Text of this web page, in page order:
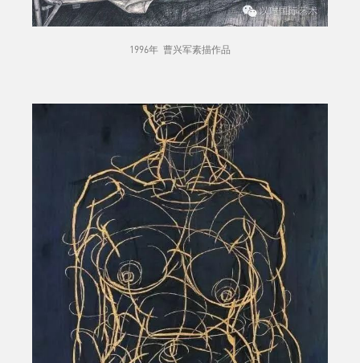
1996年 曹兴军素描作品